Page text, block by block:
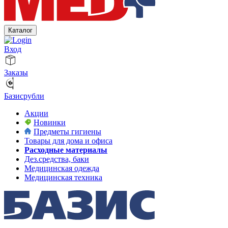
Каталог
Вход
Заказы
Базисрубли
Акции
Новинки
Предметы гигиены
Товары для дома и офиса
Расходные материалы
Дез.средства, баки
Медицинская одежда
Медицинская техника